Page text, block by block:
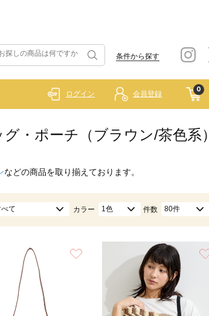
条件から探す
0
ログイン 会員登録
・ポーチ（ブラウン/茶色系）
などの商品を取り揃えております。
て カラー 1色 件数 80件